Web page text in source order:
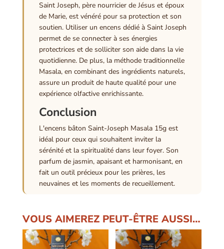
Saint Joseph, père nourricier de Jésus et époux
de Marie, est vénéré pour sa protection et son
soutien. Utiliser un encens dédié à Saint Joseph
permet de se connecter à ses énergies
protectrices et de solliciter son aide dans la vie
quotidienne. De plus, la méthode traditionnelle
Masala, en combinant des ingrédients naturels,
assure un produit de haute qualité pour une
expérience olfactive enrichissante.
Conclusion
L'encens bâton Saint-Joseph Masala 15g est
idéal pour ceux qui souhaitent inviter la
sérénité et la spiritualité dans leur foyer. Son
parfum de jasmin, apaisant et harmonisant, en
fait un outil précieux pour les prières, les
neuvaines et les moments de recueillement.
VOUS AIMEREZ PEUT-ÊTRE AUSSI…